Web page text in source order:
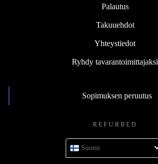
Palautus
Takuuehdot
Yhteystiedot
Ryhdy tavarantoimittajaksi
Sopimuksen peruutus
REFURBED
Suomi